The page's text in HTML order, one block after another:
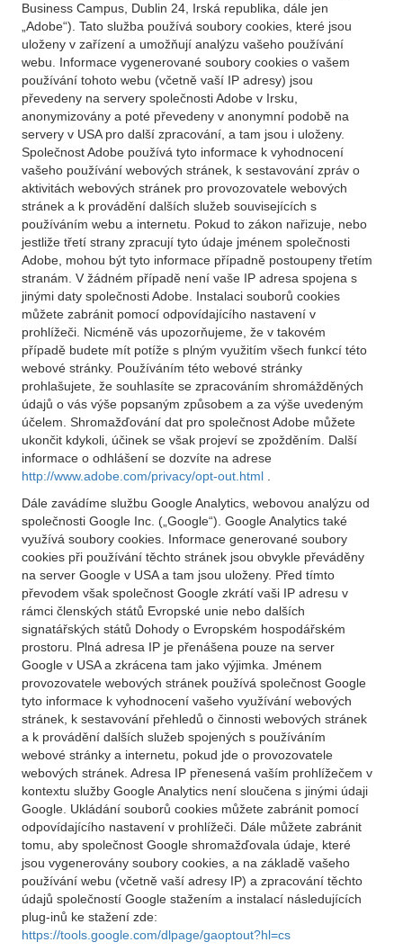
Business Campus, Dublin 24, Irská republika, dále jen
„Adobe“). Tato služba používá soubory cookies, které jsou
uloženy v zařízení a umožňují analýzu vašeho používání
webu. Informace vygenerované soubory cookies o vašem
používání tohoto webu (včetně vaší IP adresy) jsou
převedeny na servery společnosti Adobe v Irsku,
anonymizovány a poté převedeny v anonymní podobě na
servery v USA pro další zpracování, a tam jsou i uloženy.
Společnost Adobe používá tyto informace k vyhodnocení
vašeho používání webových stránek, k sestavování zpráv o
aktivitách webových stránek pro provozovatele webových
stránek a k provádění dalších služeb souvisejících s
používáním webu a internetu. Pokud to zákon nařizuje, nebo
jestliže třetí strany zpracují tyto údaje jménem společnosti
Adobe, mohou být tyto informace případně postoupeny třetím
stranám. V žádném případě není vaše IP adresa spojena s
jinými daty společnosti Adobe. Instalaci souborů cookies
můžete zabránit pomocí odpovídajícího nastavení v
prohlížeči. Nicméně vás upozorňujeme, že v takovém
případě budete mít potíže s plným využitím všech funkcí této
webové stránky. Používáním této webové stránky
prohlašujete, že souhlasíte se zpracováním shromážděných
údajů o vás výše popsaným způsobem a za výše uvedeným
účelem. Shromažďování dat pro společnost Adobe můžete
ukončit kdykoli, účinek se však projeví se zpožděním. Další
informace o odhlášení se dozvíte na adrese
http://www.adobe.com/privacy/opt-out.html
Dále zavádíme službu Google Analytics, webovou analýzu od
společnosti Google Inc. („Google“). Google Analytics také
využívá soubory cookies. Informace generované soubory
cookies při používání těchto stránek jsou obvykle převáděny
na server Google v USA a tam jsou uloženy. Před tímto
převodem však společnost Google zkrátí vaši IP adresu v
rámci členských států Evropské unie nebo dalších
signatářských států Dohody o Evropském hospodářském
prostoru. Plná adresa IP je přenášena pouze na server
Google v USA a zkrácena tam jako výjimka. Jménem
provozovatele webových stránek používá společnost Google
tyto informace k vyhodnocení vašeho využívání webových
stránek, k sestavování přehledů o činnosti webových stránek
a k provádění dalších služeb spojených s používáním
webové stránky a internetu, pokud jde o provozovatele
webových stránek. Adresa IP přenesená vaším prohlížečem v
kontextu služby Google Analytics není sloučena s jinými údaji
Google. Ukládání souborů cookies můžete zabránit pomocí
odpovídajícího nastavení v prohlížeči. Dále můžete zabránit
tomu, aby společnost Google shromažďovala údaje, které
jsou vygenerovány soubory cookies, a na základě vašeho
používání webu (včetně vaší adresy IP) a zpracování těchto
údajů společností Google stažením a instalací následujících
plug-inů ke stažení zde:
https://tools.google.com/dlpage/gaoptout?hl=cs